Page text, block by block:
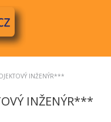
INŽENÝR***
INŽENÝR***